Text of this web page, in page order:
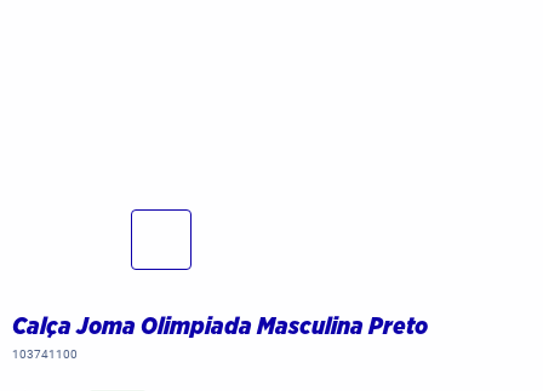
Calça Joma Olimpiada Masculina Preto
103741100